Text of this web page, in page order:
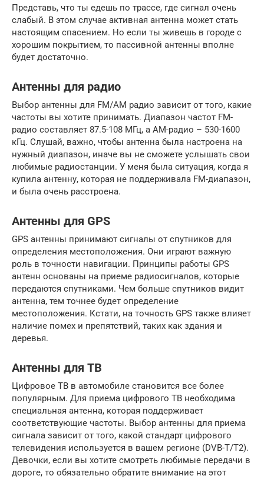
Представь, что ты едешь по трассе, где сигнал очень
слабый. В этом случае активная антенна может стать
настоящим спасением. Но если ты живешь в городе с
хорошим покрытием, то пассивной антенны вполне
будет достаточно.
Антенны для радио
Выбор антенны для FM/AM радио зависит от того, какие
частоты вы хотите принимать. Диапазон частот FM-
радио составляет 87.5-108 МГц, а AM-радио – 530-1600
кГц. Слушай, важно, чтобы антенна была настроена на
нужный диапазон, иначе вы не сможете услышать свои
любимые радиостанции. У меня была ситуация, когда я
купила антенну, которая не поддерживала FM-диапазон,
и была очень расстроена.
Антенны для GPS
GPS антенны принимают сигналы от спутников для
определения местоположения. Они играют важную
роль в точности навигации. Принципы работы GPS
антенн основаны на приеме радиосигналов, которые
передаются спутниками. Чем больше спутников видит
антенна, тем точнее будет определение
местоположения. Кстати, на точность GPS также влияет
наличие помех и препятствий, таких как здания и
деревья.
Антенны для ТВ
Цифровое ТВ в автомобиле становится все более
популярным. Для приема цифрового ТВ необходима
специальная антенна, которая поддерживает
соответствующие частоты. Выбор антенны для приема
сигнала зависит от того, какой стандарт цифрового
телевидения используется в вашем регионе (DVB-T/T2).
Девочки, если вы хотите смотреть любимые передачи в
дороге, то обязательно обратите внимание на этот